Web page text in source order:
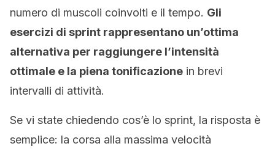
numero di muscoli coinvolti e il tempo. Gli
esercizi di sprint rappresentano un’ottima
alternativa per raggiungere l’intensità
ottimale e la piena tonificazione in brevi
intervalli di attività.
Se vi state chiedendo cos’è lo sprint, la risposta è
semplice: la corsa alla massima velocità